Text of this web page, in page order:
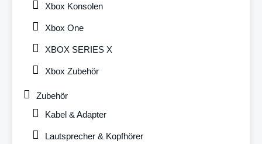
Xbox Konsolen
Xbox One
XBOX SERIES X
Xbox Zubehör
Zubehör
Kabel & Adapter
Lautsprecher & Kopfhörer